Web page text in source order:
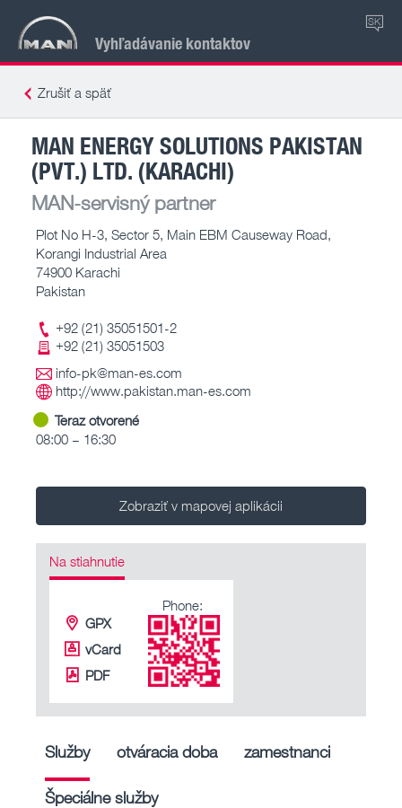
Vyhľadávanie kontaktov
SK
Zrušiť a späť
MAN ENERGY SOLUTIONS PAKISTAN
(PVT.) LTD. (KARACHI)
MAN-servisný partner
Plot No H-3, Sector 5, Main EBM Causeway Road,
Korangi Industrial Area
74900 Karachi
Pakistan
+92 (21) 35051501-2
+92 (21) 35051503
info-pk@man-es.com
http://www.pakistan.man-es.com
Teraz otvorené
08:00 – 16:30
Zobraziť v mapovej aplikácii
Na stiahnutie
GPX
vCard
PDF
Phone:
Služby otváracia doba zamestnanci
Špeciálne služby